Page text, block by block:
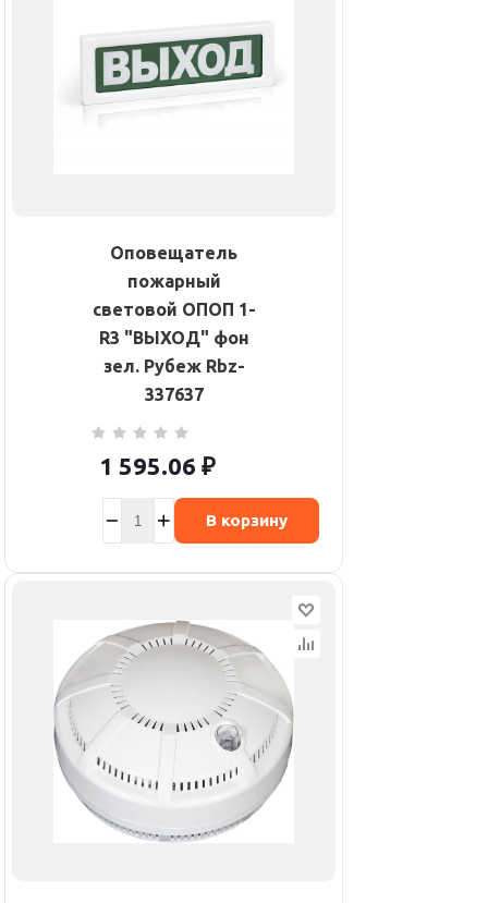
Оповещатель
пожарный
световой ОПОП 1-
R3 "ВЫХОД" фон
зел. Рубеж Rbz-
337637
1 595.06 ₽
В корзину